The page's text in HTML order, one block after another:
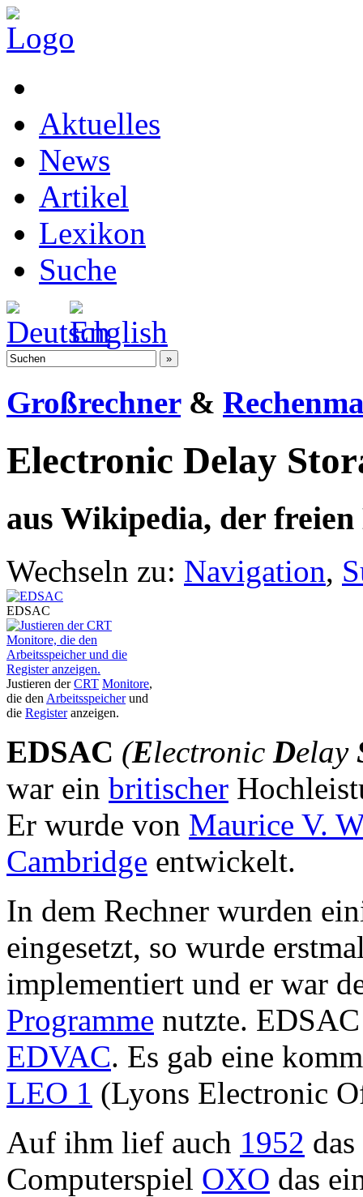
Aktuelles
News
Artikel
Lexikon
Suche
Großrechner&
Electronic Delay
aus Wikipedia, der
Wechseln zu: Navigation,
EDSAC
Justieren derCRT Monitore,
die den Arbeitsspeicherund
die Registeranzeigen.
EDSAC (Electronic Delay
war ein britischer
Er wurde von Maurice V.
Cambridge entwickelt.
In dem Rechner wurden
eingesetzt, so wurde
implementiert und er war
Programme nutzte.
EDVAC. Es gab eine
LEO 1 (Lyons Electronic
Auf ihm lief auch 1952
Computerspiel OXO das